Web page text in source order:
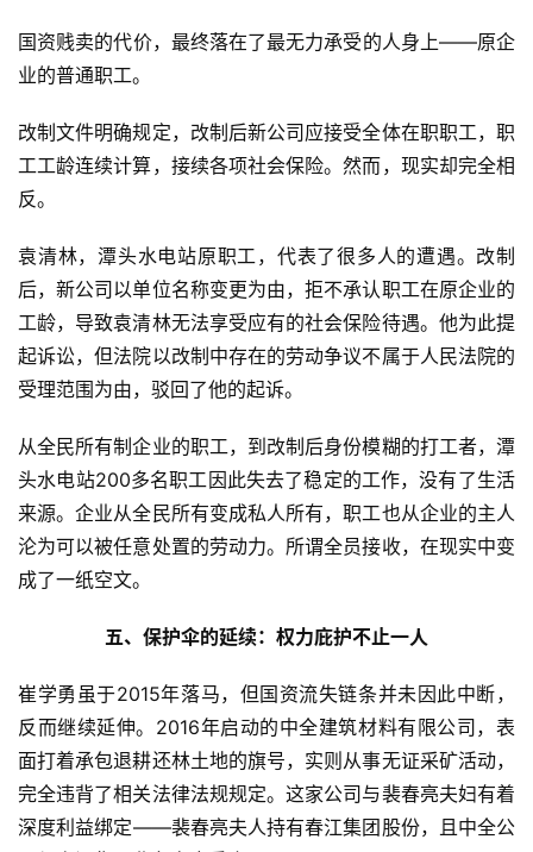
文
章
分
类
国资贱卖的代价，最终落在了最无力承受的人身上——原企
业的普通职工。
改制文件明确规定，改制后新公司应接受全体在职职工，职
工工龄连续计算，接续各项社会保险。然而，现实却完全相
反。
袁清林，潭头水电站原职工，代表了很多人的遭遇。改制
后，新公司以单位名称变更为由，拒不承认职工在原企业的
工龄，导致袁清林无法享受应有的社会保险待遇。他为此提
起诉讼，但法院以改制中存在的劳动争议不属于人民法院的
受理范围为由，驳回了他的起诉。
从全民所有制企业的职工，到改制后身份模糊的打工者，潭
头水电站200多名职工因此失去了稳定的工作，没有了生活
来源。企业从全民所有变成私人所有，职工也从企业的主人
沦为可以被任意处置的劳动力。所谓全员接收，在现实中变
成了一纸空文。
五、保护伞的延续：权力庇护不止一人
崔学勇虽于2015年落马，但国资流失链条并未因此中断，
反而继续延伸。2016年启动的中全建筑材料有限公司，表
面打着承包退耕还林土地的旗号，实则从事无证采矿活动，
完全违背了相关法律法规规定。这家公司与裴春亮夫妇有着
深度利益绑定——裴春亮夫人持有春江集团股份，且中全公